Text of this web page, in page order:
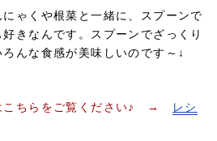
ゃくや根菜と一緒に、スプーンで
きなんです。スプーンでざっくり
んな食感が美味しいのです～↓
こちらをご覧ください♪ →
レシ